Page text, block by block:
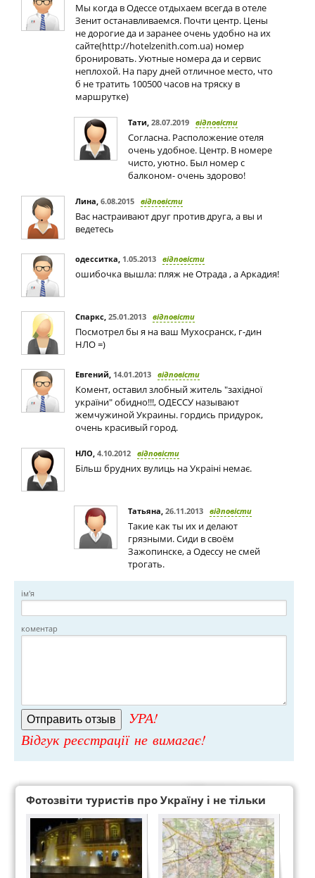
Мы когда в Одессе отдыхаем всегда в отеле
Зенит останавливаемся. Почти центр. Цены
не дорогие да и заранее очень удобно на их
сайте(http://hotelzenith.com.ua) номер
бронировать. Уютные номера да и сервис
неплохой. На пару дней отличное место, что
б не тратить 100500 часов на тряску в
маршрутке)
Тати 28.07.2019 відповісти
Согласна. Расположение отеля
очень удобное. Центр. В номере
чисто, уютно. Был номер с
балконом- очень здорово!
Лина 6.08.2015 відповісти
Вас настраивают друг против друга, а вы и
ведетесь
одесситка 1.05.2013 відповісти
ошибочка вышла: пляж не Отрада , а Аркадия!
Спаркс 25.01.2013 відповісти
Посмотрел бы я на ваш Мухосранск, г-дин
НЛО =)
Евгений 14.01.2013 відповісти
Комент, оставил злобный житель "західної
україни" обидно!!!, ОДЕССУ называют
жемчужиной Украины. гордись придурок,
очень красивый город.
НЛО 4.10.2012 відповісти
Більш брудних вулиць на Украіні немає.
Татьяна 26.11.2013 відповісти
Такие как ты их и делают
грязными. Сиди в своём
Зажопинске, а Одессу не смей
трогать.
ім'я
коментар
УРА!
Відгук реєстрації не вимагає!
Фотозвіти туристів про Україну і не тільки